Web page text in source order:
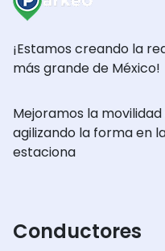
¡Estamos creando la
más grande de México!
Mejoramos la
agilizando la forma en
estaciona
Conductores